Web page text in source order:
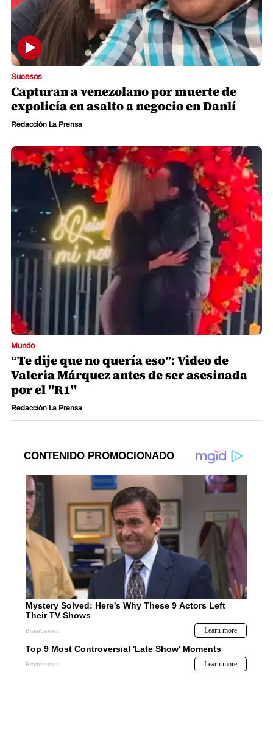
Sucesos
Capturan a venezolano por muerte de
expolicía en asalto a negocio en Danlí
Redacción La Prensa
Mundo
“Te dije que no quería eso”: Video de
Valeria Márquez antes de ser asesinada
por el "R1"
Redacción La Prensa